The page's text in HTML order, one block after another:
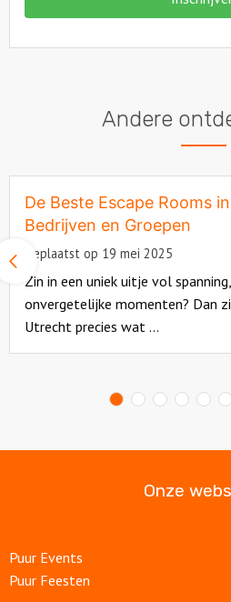
Andere
Vorige
slide
De Beste Escape Rooms
Bedrijven en Groepen
Geplaatst op 19 mei 2025
Zin in een uniek uitje vol
onvergetelijke momenten? Dan
Utrecht precies wat ...
Onze
Puur Events
Puur Feesten